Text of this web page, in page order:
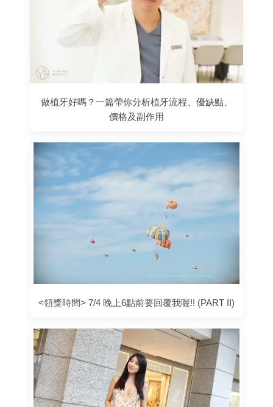
做植牙好嗎？一篇帶你分析植牙流程、優缺點、
價格及副作用
<領獎時間> 7/4 晚上6點前要回覆我喔!! (PART II)